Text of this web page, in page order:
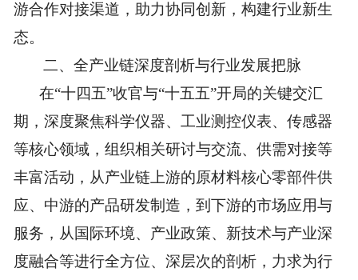
游合作对接渠道，助力协同创新，构建行业新生
态。
二、 全产业链深度剖析与行业发展把脉
在“十四五”收官与“十五五”开局的关键交汇
期，深度聚焦科学仪器、工业测控仪表、传感器
等核心领域，组织相关研讨与交流、供需对接等
丰富活动，从产业链上游的原材料核心零部件供
应、中游的产品研发制造，到下游的市场应用与
服务，从国际环境、产业政策、新技术与产业深
度融合等进行全方位、深层次的剖析，力求为行